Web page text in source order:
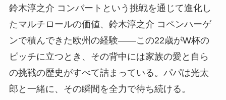
鈴木淳之介 コンバートという挑戦を通じて進化し
たマルチロールの価値、鈴木淳之介 コペンハーゲ
ンで積んできた欧州の経験——この22歳がW杯の
ピッチに立つとき、その背中には家族の愛と自ら
の挑戦の歴史がすべて詰まっている。パパは光太
郎と一緒に、その瞬間を全力で待ち続ける。